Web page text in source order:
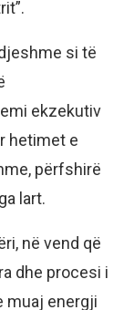
si të
ekzekutiv
hetimet e
përfshirë
lart.
në vend që
dhe procesi i
muaj energji